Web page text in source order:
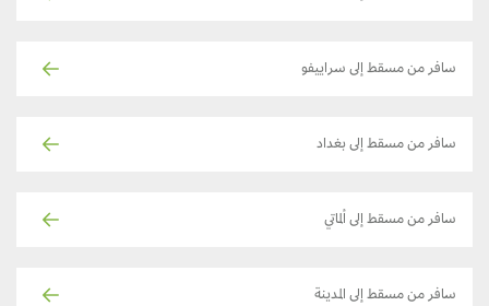
سافر من مسقط إلى سراييفو
سافر من مسقط إلى بغداد
سافر من مسقط إلى ألماتي
سافر من مسقط إلى المدينة